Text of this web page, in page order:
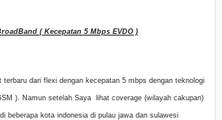
( Kecepatan 5 Mbps EVDO )
terbaru dari flexi dengan kecepatan 5 mbps dengan teknologi
). Namun setelah Saya lihat coverage (wilayah cakupan)
beberapa kota indonesia di pulau jawa dan sulawesi